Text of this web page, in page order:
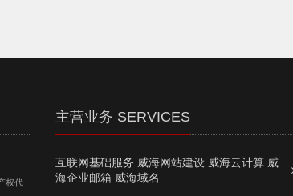
权代
主营业务 SERVICES
互联网基础服务 威海网站建设 威海云计算 威
海企业邮箱 威海域名